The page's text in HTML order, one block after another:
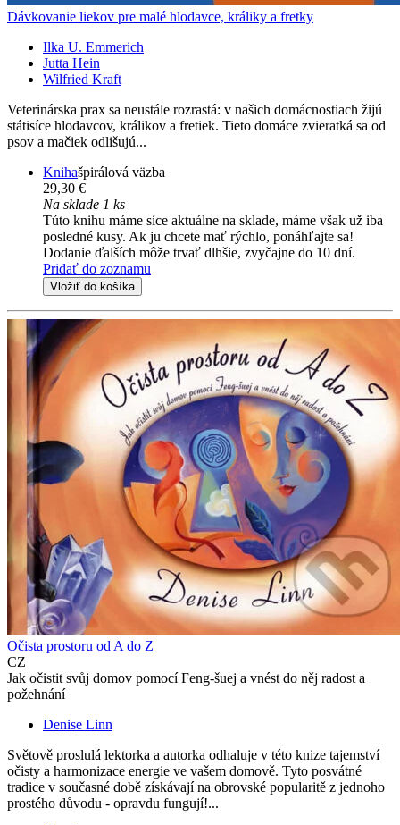
Dávkovanie liekov pre malé hlodavce, králiky a fretky
Ilka U. Emmerich
Jutta Hein
Wilfried Kraft
Veterinárska prax sa neustále rozrastá: v našich domácnostiach žijú
státisíce hlodavcov, králikov a fretiek. Tieto domáce zvieratká sa od
psov a mačiek odlišujú...
Knihašpirálová väzba
29,30 €
Na sklade 1 ks
Túto knihu máme síce aktuálne na sklade, máme však už iba
posledné kusy. Ak ju chcete mať rýchlo, ponáhľajte sa!
Dodanie ďalších môže trvať dlhšie, zvyčajne do 10 dní.
Pridať do zoznamu
Vložiť do košíka
Očista prostoru od A do Z
CZ
Jak očistit svůj domov pomocí Feng-šuej a vnést do něj radost a
požehnání
Denise Linn
Světově proslulá lektorka a autorka odhaluje v této knize tajemství
očisty a harmonizace energie ve vašem domově. Tyto posvátné
tradice v současné době získávají na obrovské popularitě z jednoho
prostého důvodu - opravdu fungují!...